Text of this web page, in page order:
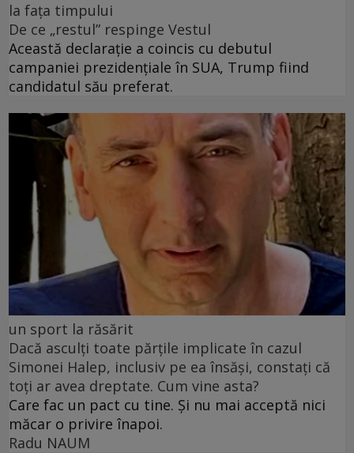
la fața timpului
De ce „restul” respinge Vestul
Această declarație a coincis cu debutul
campaniei prezidențiale în SUA, Trump fiind
candidatul său preferat.
un sport la răsărit
Dacă asculți toate părțile implicate în cazul
Simonei Halep, inclusiv pe ea însăși, constați că
toți ar avea dreptate. Cum vine asta?
Care fac un pact cu tine. Și nu mai acceptă nici
măcar o privire înapoi.
Radu NAUM